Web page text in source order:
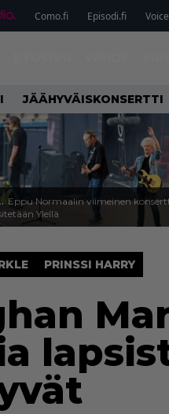
Como.fi Episodi.fi
JÄÄHYVÄISKONSERTTI
Eppu Normaalin viimeinen
Ylellä
PRINSSI HARRY